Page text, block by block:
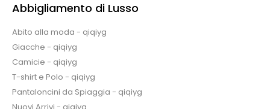
Abbigliamento di Lusso
Abito alla moda - qiqiyg
Giacche - qiqiyg
Camicie - qiqiyg
T-shirt e Polo - qiqiyg
Pantaloncini da Spiaggia - qiqiyg